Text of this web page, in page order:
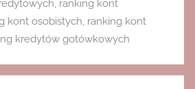
ranking kont
kont osobistych ranking kont
kredytów gotówkowych